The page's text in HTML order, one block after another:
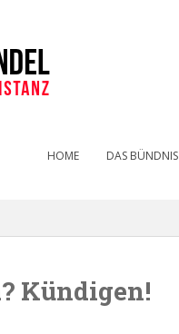
HOME DAS BÜNDNIS
Kündigen!